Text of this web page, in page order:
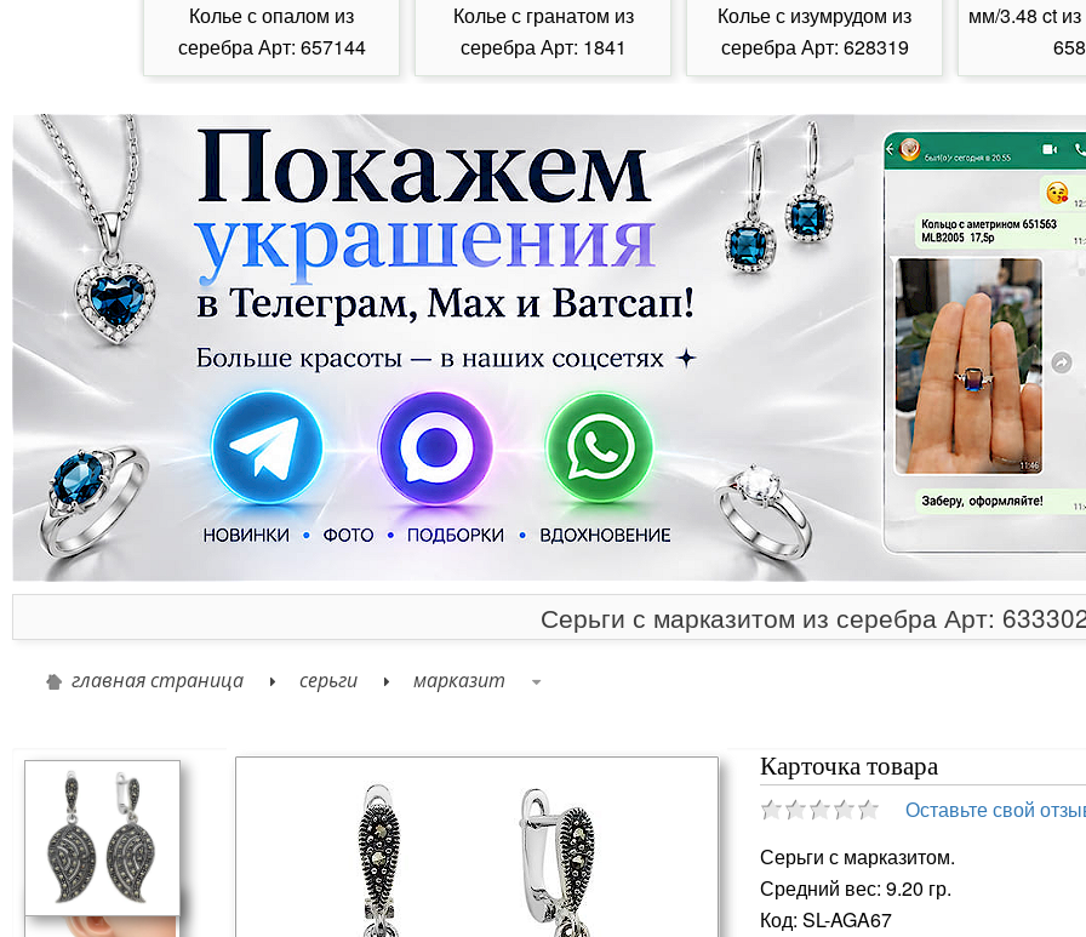
Колье с опалом из
серебра Арт: 657144
Колье с гранатом из
серебра Арт: 1841
Колье с изумрудом из
серебра Арт: 628319
мм/3.48 ct
Серьги с марказитом из серебра Арт:
главная страница серьги марказит
Карточка товара
Оставьте свой
Серьги с марказитом.
Средний вес: 9.20 гр.
Код: SL-AGA67